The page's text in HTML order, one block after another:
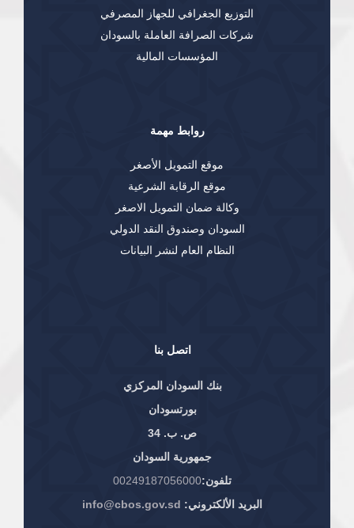
اتصل بنا
بنك السودان المركزي
بورتسودان
ص. ب. 34
جمهورية السودان
تلفون:00249187056000
البريد الألكتروني: info@cbos.gov.sd
التوزيع الجغرافي للجهاز المصرفي
شركات الصرافة العاملة بالسودان
المؤسسات المالية
روابط مهمة
موقع التمويل الأصغر
موقع الرقابة الشرعية
وكالة ضمان التمويل الاصغر
السودان وصندوق النقد الدولي
النظام العام لنشر البيانات